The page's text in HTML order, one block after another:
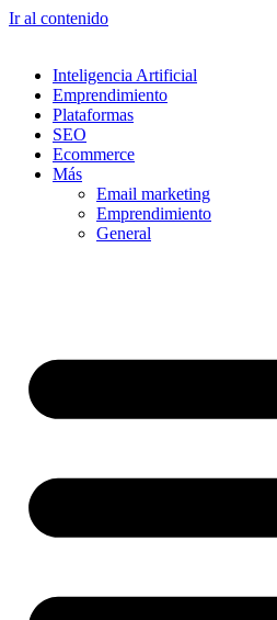
Ir al contenido
Inteligencia Artificial
Emprendimiento
Plataformas
SEO
Ecommerce
Más
Email marketing
Emprendimiento
General